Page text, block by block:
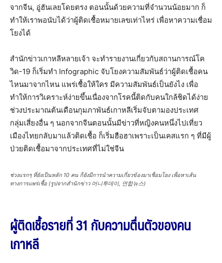
จากจีน, อู่ฮันเลยโดยตรง ตอนนั้นด้วยความที่จำนวนน้อยมาก ก็
ทำให้เราพอนับได้ว่าผู้ติดเชื้อหมายเลขเท่าไหร่ เพื่อหาความเชื่อม
โยงได้
สำนักข่าวเกาหลีหลายเจ้า จะทำรายงานเกี่ยวกับสถานการณ์โค
วิด-19 ก็เริ่มทำ Infographic จับโยงความสัมพันธ์ว่าผู้ติดเชื้อคน
ไหนมาจากไหน แพร่เชื้อให้ใคร มีความสัมพันธ์เป็นยังไง เพื่อ
ทำให้การวิเคราะห์ง่ายขึ้นเนื่องจากโรคนี้ติดกับคนใกล้ชิดได้ง่าย
ช่วงประมาณต้นเดือนกุมภาพันธ์เกาหลีเริ่มจับตามองประเทศ
กลุ่มเสี่ยงอื่น ๆ นอกจากจีนตอนนั้นมีข่าวที่หญิงคนหนึ่งไปเที่ยว
เมืองไทยกลับมาแล้วติดเชื้อ ก็เริ่มฮือฮาเพราะเป็นเคสแรก ๆ ที่มีผู้
ป่วยติดเชื้อมาจากประเทศที่ไม่ใช่จีน
ช่วงแรกๆ ที่ยังเป็นหลัก 10 คน ก็ยังมีการนำความเกี่ยวข้องมาเชื่อมโยง เพื่อหาเส้น
ทางการแพร่เชื้อ (รูปจากสำนักข่าว 머니투데이, 연합뉴스)
ผู้ติดเชื้อรายที่ 31 กับความตื่นตัวของคน
เกาหลี